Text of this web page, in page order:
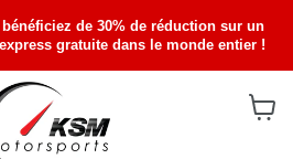
de 30% de réduction sur un
gratuite dans le monde entier !